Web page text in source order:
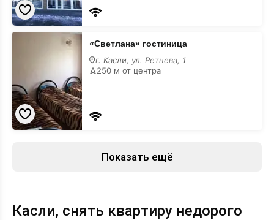
«Светлана»
«Светлана» гостиница
г. Касли, ул. Ретнева, 1
250 м от центра
Показать ещё
Касли, снять квартиру недорого